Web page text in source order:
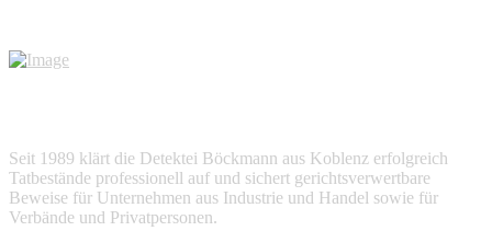
Seit 1989 klärt die Detektei Böckmann aus Koblenz erfolgreich
Tatbestände professionell auf und sichert gerichtsverwertbare
Beweise für Unternehmen aus Industrie und Handel sowie für
Verbände und Privatpersonen.